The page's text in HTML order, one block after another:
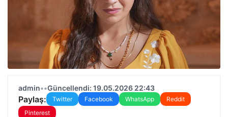
admin••Güncellendi: 19.05.2026 22:43
Paylaş: Twitter Facebook WhatsApp
Reddit
Pinterest